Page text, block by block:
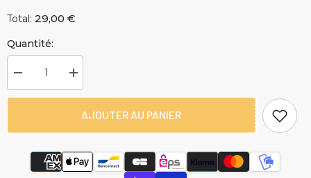
Total: 29,00 €
Quantité:
Diminuer
la
quantité
Originaux
Augmenter
la
quantité
Verres
Originaux
AJOUTER AU PANIER